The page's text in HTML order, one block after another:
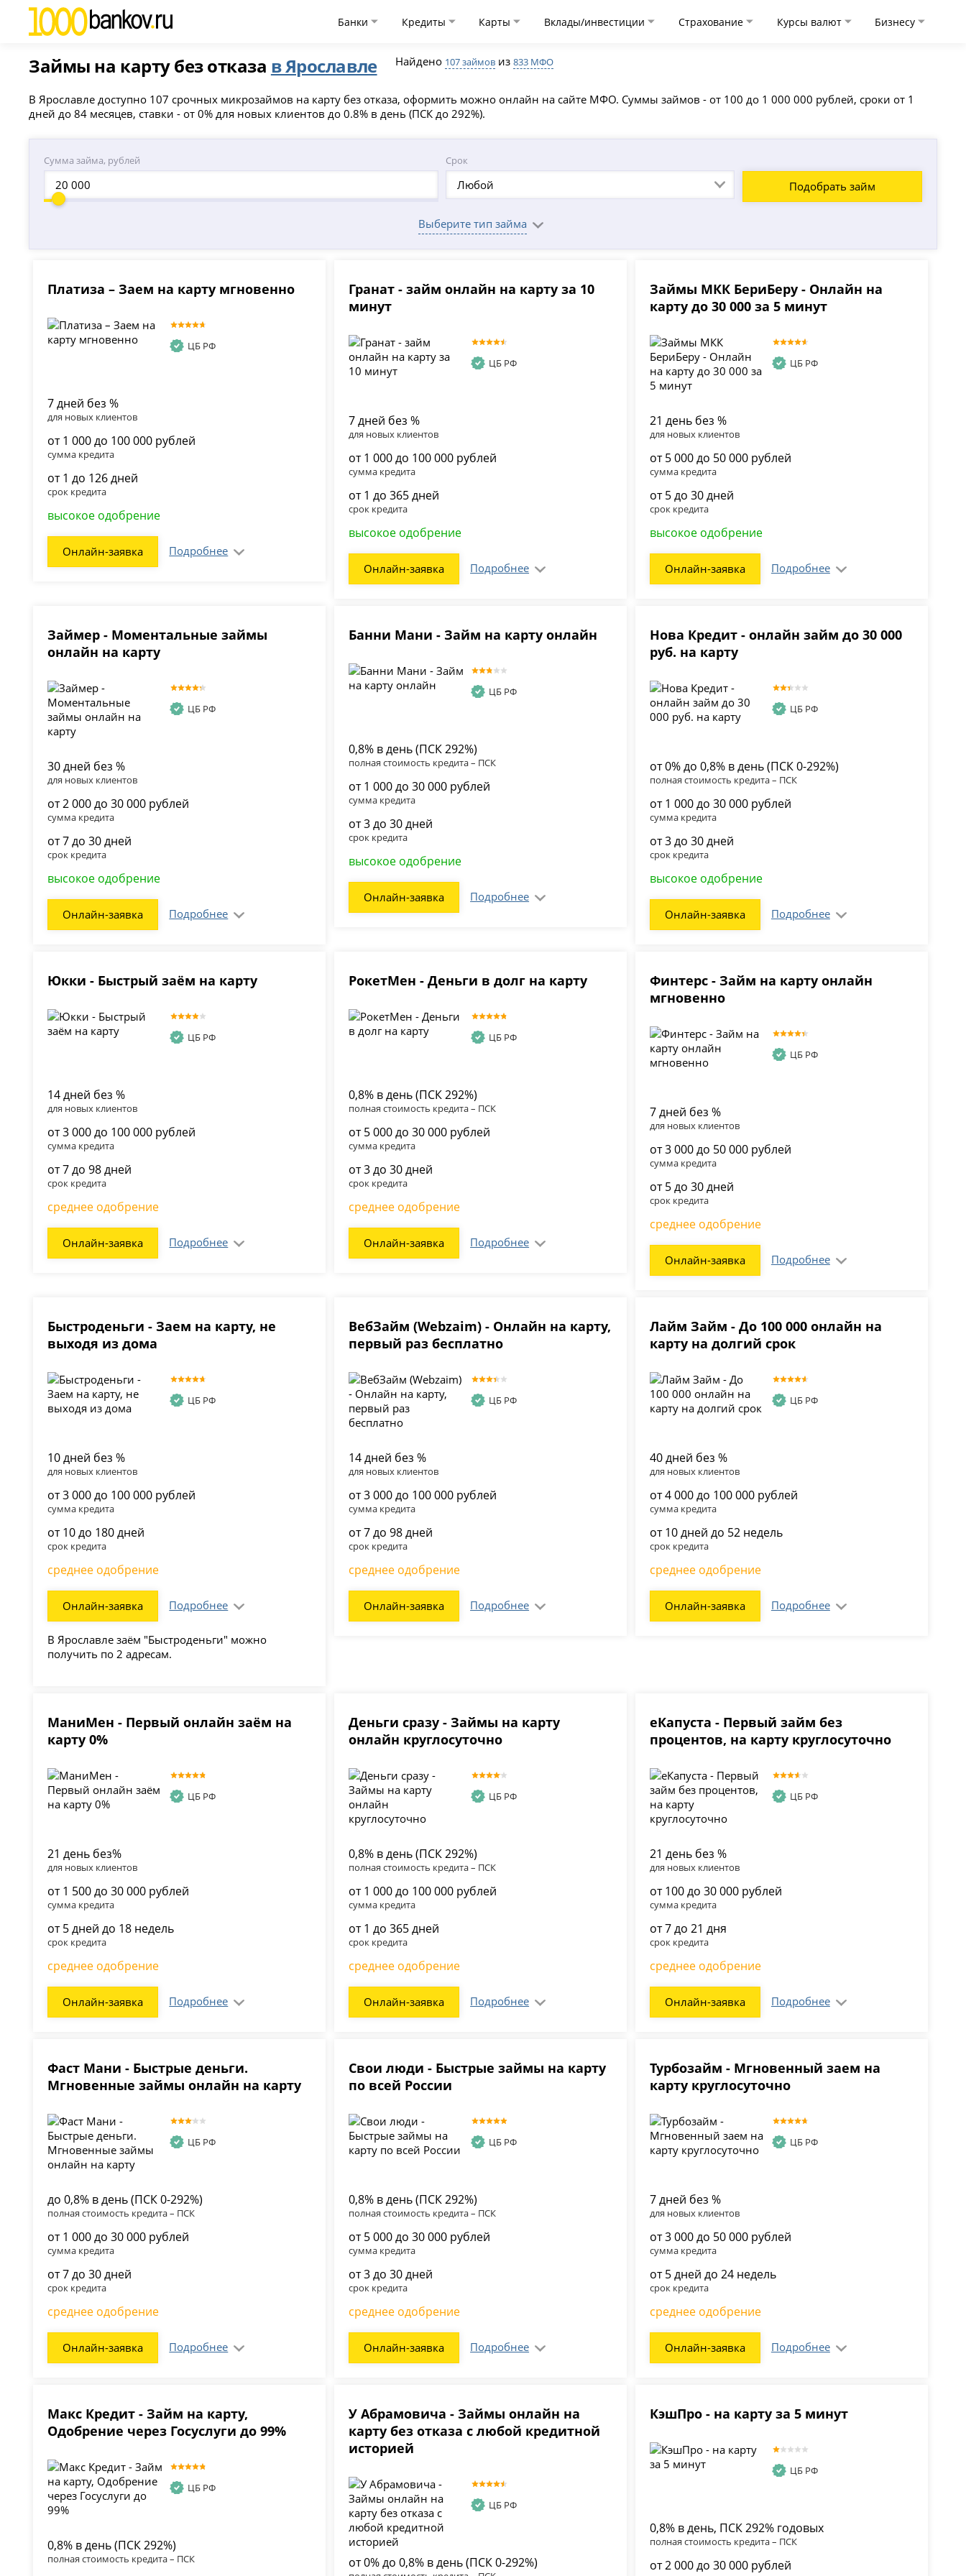
Банки Кредиты Карты Вклады/инвестиции Страхование Курсы валют Бизнесу
Займы на карту без отказа в Ярославле Найдено 107 займовиз 833 МФО
В Ярославле доступно 107 срочных микрозаймов на карту без отказа, оформить можно онлайн на сайте МФО. Суммы займов - от 100 до 1 000 000 рублей, сроки от 1
дней до 84 месяцев, ставки - от 0% для новых клиентов до 0.8% в день (ПСК до 292%).
Сумма займа, рублей Срок
Любой Подобрать займ
Выберите тип займа
Платиза – Заем на карту мгновенно
ЦБ РФ
7 дней без %
для новых клиентов
от 1 000 до 100 000 рублей
сумма кредита
от 1 до 126 дней
срок кредита
высокое одобрение
Онлайн-заявка Подробнее
Гранат - займ онлайн на карту за 10
минут
ЦБ РФ
7 дней без %
для новых клиентов
от 1 000 до 100 000 рублей
сумма кредита
от 1 до 365 дней
срок кредита
высокое одобрение
Онлайн-заявка Подробнее
Займы МКК БериБеру - Онлайн на
карту до 30 000 за 5 минут
ЦБ РФ
21 день без %
для новых клиентов
от 5 000 до 50 000 рублей
сумма кредита
от 5 до 30 дней
срок кредита
высокое одобрение
Онлайн-заявка Подробнее
Займер - Моментальные займы
онлайн на карту
ЦБ РФ
30 дней без %
для новых клиентов
от 2 000 до 30 000 рублей
сумма кредита
от 7 до 30 дней
срок кредита
высокое одобрение
Онлайн-заявка Подробнее
Банни Мани - Займ на карту онлайн
ЦБ РФ
0,8% в день (ПСК 292%)
полная стоимость кредита – ПСК
от 1 000 до 30 000 рублей
сумма кредита
от 3 до 30 дней
срок кредита
высокое одобрение
Онлайн-заявка Подробнее
Нова Кредит - онлайн займ до 30 000
руб. на карту
ЦБ РФ
от 0% до 0,8% в день (ПСК 0-292%)
полная стоимость кредита – ПСК
от 1 000 до 30 000 рублей
сумма кредита
от 3 до 30 дней
срок кредита
высокое одобрение
Онлайн-заявка Подробнее
Юкки - Быстрый заём на карту
ЦБ РФ
14 дней без %
для новых клиентов
от 3 000 до 100 000 рублей
сумма кредита
от 7 до 98 дней
срок кредита
среднее одобрение
Онлайн-заявка Подробнее
РокетМен - Деньги в долг на карту
ЦБ РФ
0,8% в день (ПСК 292%)
полная стоимость кредита – ПСК
от 5 000 до 30 000 рублей
сумма кредита
от 3 до 30 дней
срок кредита
среднее одобрение
Онлайн-заявка Подробнее
Финтерс - Займ на карту онлайн
мгновенно
ЦБ РФ
7 дней без %
для новых клиентов
от 3 000 до 50 000 рублей
сумма кредита
от 5 до 30 дней
срок кредита
среднее одобрение
Онлайн-заявка Подробнее
Быстроденьги - Заем на карту, не
выходя из дома
ЦБ РФ
10 дней без %
для новых клиентов
от 3 000 до 100 000 рублей
сумма кредита
от 10 до 180 дней
срок кредита
среднее одобрение
Онлайн-заявка Подробнее
В Ярославле заём "Быстроденьги" можно
получить по 2 адресам.
ВебЗайм (Webzaim) - Онлайн на карту,
первый раз бесплатно
ЦБ РФ
14 дней без %
для новых клиентов
от 3 000 до 100 000 рублей
сумма кредита
от 7 до 98 дней
срок кредита
среднее одобрение
Онлайн-заявка Подробнее
Лайм Займ - До 100 000 онлайн на
карту на долгий срок
ЦБ РФ
40 дней без %
для новых клиентов
от 4 000 до 100 000 рублей
сумма кредита
от 10 дней до 52 недель
срок кредита
среднее одобрение
Онлайн-заявка Подробнее
МаниМен - Первый онлайн заём на
карту 0%
ЦБ РФ
21 день без%
для новых клиентов
от 1 500 до 30 000 рублей
сумма кредита
от 5 дней до 18 недель
срок кредита
среднее одобрение
Онлайн-заявка Подробнее
Деньги сразу - Займы на карту
онлайн круглосуточно
ЦБ РФ
0,8% в день (ПСК 292%)
полная стоимость кредита – ПСК
от 1 000 до 100 000 рублей
сумма кредита
от 1 до 365 дней
срок кредита
среднее одобрение
Онлайн-заявка Подробнее
еКапуста - Первый займ без
процентов, на карту круглосуточно
ЦБ РФ
21 день без %
для новых клиентов
от 100 до 30 000 рублей
сумма кредита
от 7 до 21 дня
срок кредита
среднее одобрение
Онлайн-заявка Подробнее
Фаст Мани - Быстрые деньги.
Мгновенные займы онлайн на карту
ЦБ РФ
до 0,8% в день (ПСК 0-292%)
полная стоимость кредита – ПСК
от 1 000 до 30 000 рублей
сумма кредита
от 7 до 30 дней
срок кредита
среднее одобрение
Онлайн-заявка Подробнее
Свои люди - Быстрые займы на карту
по всей России
ЦБ РФ
0,8% в день (ПСК 292%)
полная стоимость кредита – ПСК
от 5 000 до 30 000 рублей
сумма кредита
от 3 до 30 дней
срок кредита
среднее одобрение
Онлайн-заявка Подробнее
Турбозайм - Мгновенный заем на
карту круглосуточно
ЦБ РФ
7 дней без %
для новых клиентов
от 3 000 до 50 000 рублей
сумма кредита
от 5 дней до 24 недель
срок кредита
среднее одобрение
Онлайн-заявка Подробнее
Макс Кредит - Займ на карту,
Одобрение через Госуслуги до 99%
ЦБ РФ
0,8% в день (ПСК 292%)
полная стоимость кредита – ПСК
У Абрамовича - Займы онлайн на
карту без отказа с любой кредитной
историей
ЦБ РФ
от 0% до 0,8% в день (ПСК 0-292%)
КэшПро - на карту за 5 минут
ЦБ РФ
0,8% в день, ПСК 292% годовых
полная стоимость кредита – ПСК
от 2 000 до 30 000 рублей